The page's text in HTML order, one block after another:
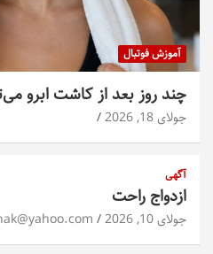
آموزش فوتبال
چند روز بعد از کاشت ابرو
جولای 18, 2026
آگهی
ازدواج راحت
جولای 10, 2026